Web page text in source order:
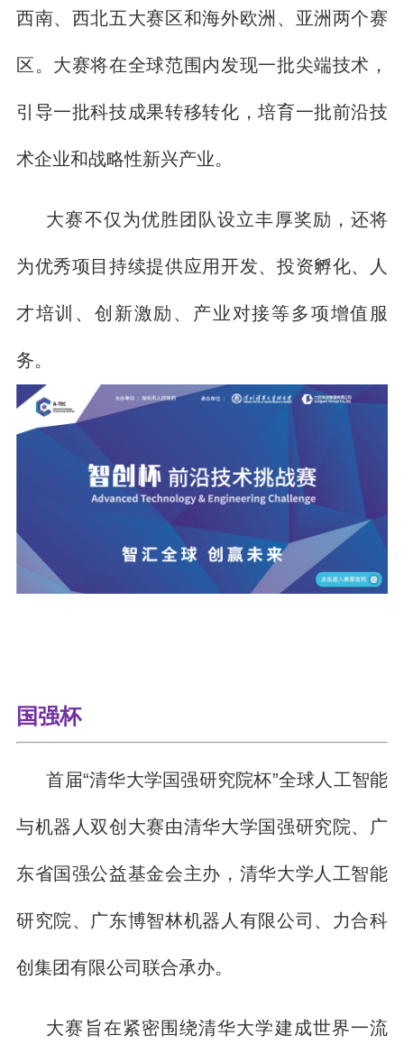
西南、西北五大赛区和海外欧洲、亚洲两个赛
区。大赛将在全球范围内发现一批尖端技术，
引导一批科技成果转移转化，培育一批前沿技
术企业和战略性新兴产业。
大赛不仅为优胜团队设立丰厚奖励，还将
为优秀项目持续提供应用开发、投资孵化、人
才培训、创新激励、产业对接等多项增值服
务。
国强杯
首届“清华大学国强研究院杯”全球人工智能
与机器人双创大赛由清华大学国强研究院、广
东省国强公益基金会主办，清华大学人工智能
研究院、广东博智林机器人有限公司、力合科
创集团有限公司联合承办。
大赛旨在紧密围绕清华大学建成世界一流